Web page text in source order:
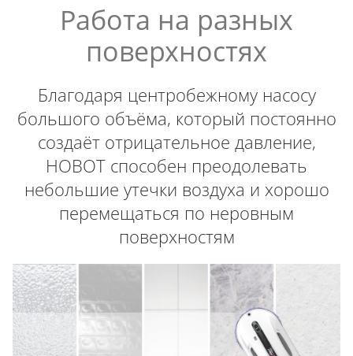
Работа на разных
поверхностях
Благодаря центробежному насосу
большого объёма, который постоянно
создаёт отрицательное давление,
HOBOT способен преодолевать
небольшие утечки воздуха и хорошо
перемещаться по неровным
поверхностям